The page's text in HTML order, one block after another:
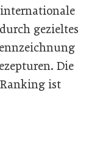
gezieltes
Die
ist